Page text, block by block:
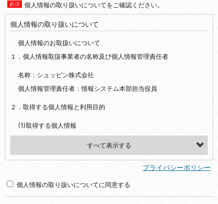
個人情報の取り扱いについてをご確認ください。
個人情報の取り扱いについて
個人情報のお取扱いについて
１．個人情報取扱事業者の名称及び個人情報管理責任者
名称：シュッピン株式会社
個人情報管理責任者：情報システム本部担当役員
２．取得する個人情報と利用目的
(1)取得する個人情報
(2)利用目的
・お問合せへの対応のため
プライバシーポリシー
個人情報の取り扱いについてに同意する